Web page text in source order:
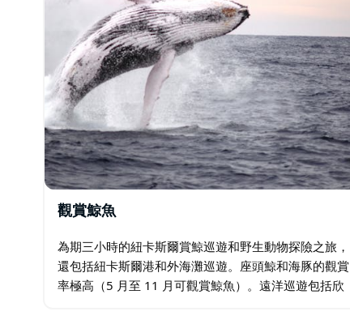
觀賞鯨魚
為期三小時的紐卡斯爾賞鯨巡遊和野生動物探險之旅，
還包括紐卡斯爾港和外海灘巡遊。座頭鯨和海豚的觀賞
率極高（5 月至 11 月可觀賞鯨魚）。遠洋巡遊包括欣